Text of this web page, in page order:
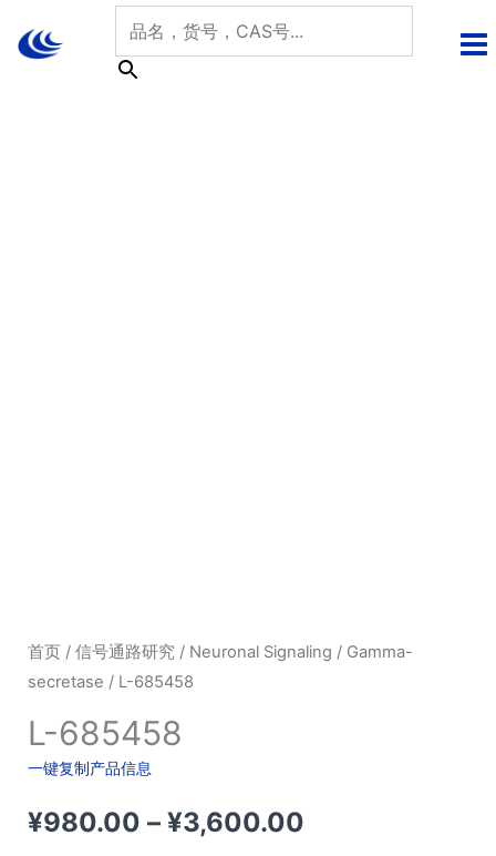
首页/ 信号通路研究/ Neuronal Signaling / Gamma-
secretase / L-685458
L-685458
一键复制产品信息
¥980.00 – ¥3,600.00价